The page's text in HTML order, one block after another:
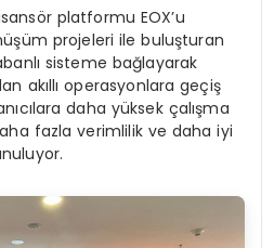
platformu EOX’u
projeleri ile buluşturan
sisteme bağlayarak
akıllı operasyonlara geçiş
daha yüksek çalışma
fazla verimlilik ve daha iyi